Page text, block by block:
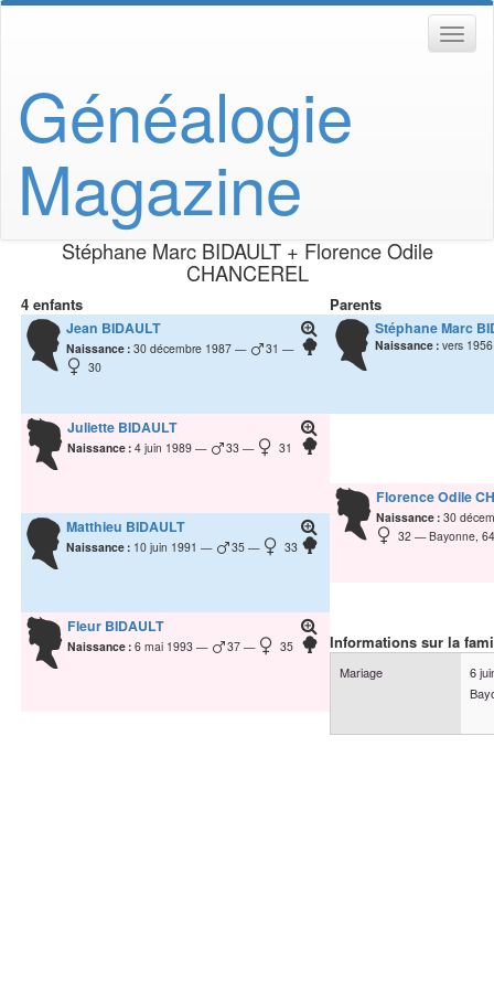
Généalogie
Magazine
Stéphane MarcBIDAULT+Florence Odile
CHANCEREL
4 enfants
Jean BIDAULT
Naissance : 30 décembre 1987
31
30
Juliette BIDAULT
Naissance : 4 juin 1989 33 31
Matthieu BIDAULT
Naissance : 10 juin 1991 35 33
Fleur BIDAULT
Naissance : 6 mai 1993 37 35
Parents
Stéphane Marc
Naissance : vers 1956
Florence Odile
Naissance : 30
32
Bayonne,
Informations sur la
Mariage
6